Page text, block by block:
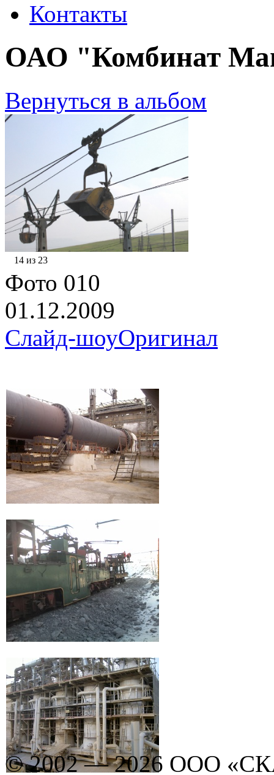
Контакты
ОАО "Комбинат
Вернуться в альбом
14 из 23
Фото 010
01.12.2009
Слайд-шоуОригинал
© 2002 — 2026 ООО